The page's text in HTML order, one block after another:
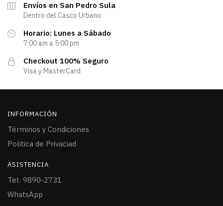
Envíos en San Pedro Sula
Dentro del Casco Urbano
Horario: Lunes a Sábado
7:00 am a 5:00 pm
Checkout 100% Seguro
Visa y MasterCard
INFORMACIÓN
Términos y Condiciones
Politica de Privaciad
ASISTENCIA
Tel: 9890-2731
WhatsApp